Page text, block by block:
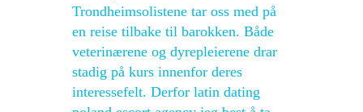
Trondheimsolistene tar oss med på
en reise tilbake til barokken. Både
veterinærene og dyrepleierene drar
stadig på kurs innenfor deres
interessefelt. Derfor latin dating